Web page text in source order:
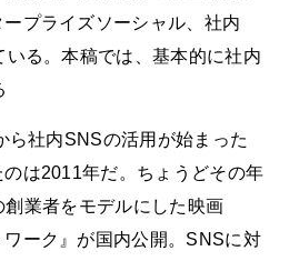
プライズソーシャル、社内
る。本稿では、基本的に社内
ら社内SNSの活用が始まった
は2011年だ。ちょうどその年
業者をモデルにした映画
ワーク』が国内公開。SNSに対